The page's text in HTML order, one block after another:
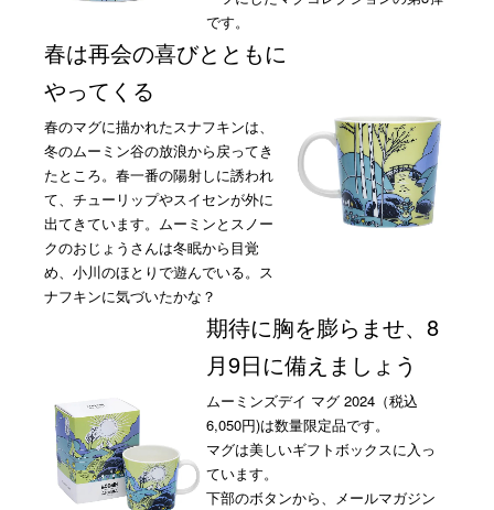
です。
春は再会の喜びとともに
やってくる
春のマグに描かれたスナフキンは、
冬のムーミン谷の放浪から戻ってき
たところ。春一番の陽射しに誘われ
て、チューリップやスイセンが外に
出てきています。ムーミンとスノー
クのおじょうさんは冬眠から目覚
め、小川のほとりで遊んでいる。ス
ナフキンに気づいたかな？
期待に胸を膨らませ、8
月9日に備えましょう
ムーミンズデイ マグ 2024（税込
6,050円)は数量限定品です。
マグは美しいギフトボックスに入っ
ています。
下部のボタンから、メールマガジン